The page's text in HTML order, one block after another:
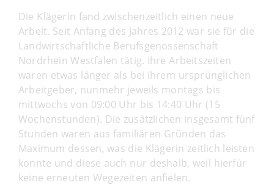
Die Klägerin fand zwischenzeitlich einen neue
Arbeit. Seit Anfang des Jahres 2012 war sie für die
Landwirtschaftliche Berufsgenossenschaft
Nordrhein Westfalen tätig. Ihre Arbeitszeiten
waren etwas länger als bei ihrem ursprünglichen
Arbeitgeber, nunmehr jeweils montags bis
mittwochs von 09:00 Uhr bis 14:40 Uhr (15
Wochenstunden). Die zusätzlichen insgesamt fünf
Stunden waren aus familiären Gründen das
Maximum dessen, was die Klägerin zeitlich leisten
konnte und diese auch nur deshalb, weil hierfür
keine erneuten Wegezeiten anfielen.